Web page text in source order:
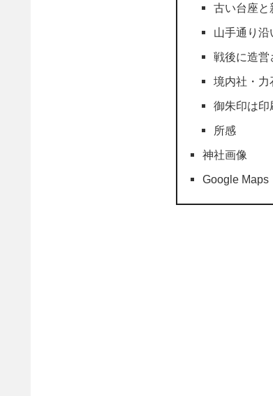
古い台座と
山手通り沿
戦後に造営
境内社・力
御朱印は印
所感
神社画像
Google Maps